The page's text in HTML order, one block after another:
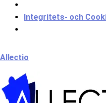
Integritets- och
Allectio
Välkommen till Allectio!